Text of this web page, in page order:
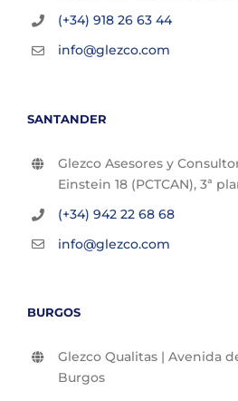
(+34) 918 26 63 44
info@glezco.com
SANTANDER
Glezco Asesores y
Einstein 18 (PCTCAN), 3ª
(+34) 942 22 68 68
info@glezco.com
BURGOS
Glezco Qualitas | Avenida
Burgos